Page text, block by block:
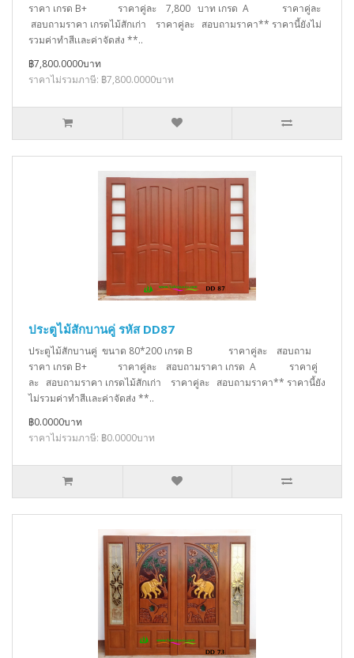
ราคา เกรด B+ ราคาคู่ละ 7,800 บาท เกรด A ราคาคู่ละ
สอบถามราคา เกรดไม้สักเก่า ราคาคู่ละ สอบถามราคา** ราคานี้ยังไม่
รวมค่าทำสีเเละค่าจัดส่ง **..
฿7,800.0000บาท
ราคาไม่รวมภาษี: ฿7,800.0000บาท
ประตูไม้สักบานคู่ รหัส DD87
ประตูไม้สักบานคู่ ขนาด 80*200 เกรด B ราคาคู่ละ สอบถาม
ราคา เกรด B+ ราคาคู่ละ สอบถามราคา เกรด A ราคาคู่
ละ สอบถามราคา เกรดไม้สักเก่า ราคาคู่ละ สอบถามราคา** ราคานี้ยัง
ไม่รวมค่าทำสีเเละค่าจัดส่ง **..
฿0.0000บาท
ราคาไม่รวมภาษี: ฿0.0000บาท